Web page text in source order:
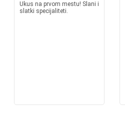
Ukus na prvom mestu! Slani i
slatki specijaliteti.